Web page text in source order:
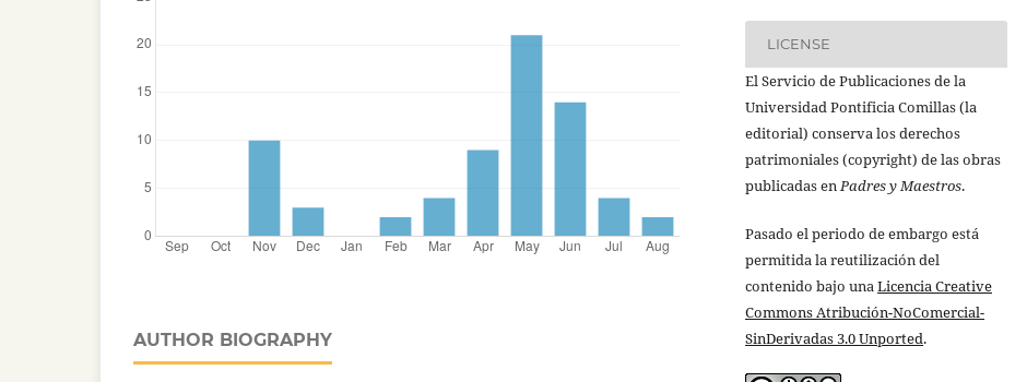
AUTHOR BIOGRAPHY
LICENSE
El Servicio de Publicaciones de la
Universidad Pontificia Comillas (la
editorial) conserva los derechos
patrimoniales (copyright) de las obras
publicadas enPadres y Maestros.
Pasado el periodo de embargo está
permitida la reutilización del
contenido bajo unaLicencia Creative
Commons Atribución-NoComercial-
SinDerivadas 3.0 Unported.